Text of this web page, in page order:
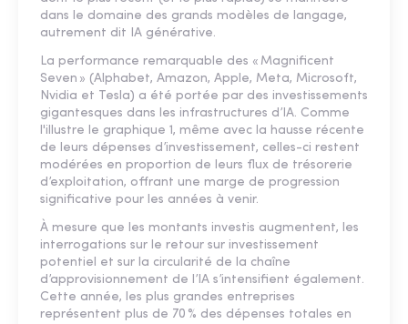
dans le domaine des grands modèles de langage,
autrement dit IA générative.
La performance remarquable des « Magnificent
Seven » (Alphabet, Amazon, Apple, Meta, Microsoft,
Nvidia et Tesla) a été portée par des investissements
gigantesques dans les infrastructures d’IA. Comme
l'illustre le graphique 1, même avec la hausse récente
de leurs dépenses d’investissement, celles-ci restent
modérées en proportion de leurs flux de trésorerie
d’exploitation, offrant une marge de progression
significative pour les années à venir.
À mesure que les montants investis augmentent, les
interrogations sur le retour sur investissement
potentiel et sur la circularité de la chaîne
d’approvisionnement de l’IA s’intensifient également.
Cette année, les plus grandes entreprises
représentent plus de 70 % des dépenses totales en